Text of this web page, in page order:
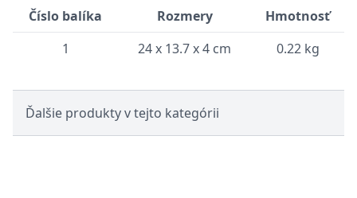
Číslo balíka Rozmery
Hmotnosť
1
24 x 13.7 x 4 cm 0.22 kg
Ďalšie produkty v tejto kategórii